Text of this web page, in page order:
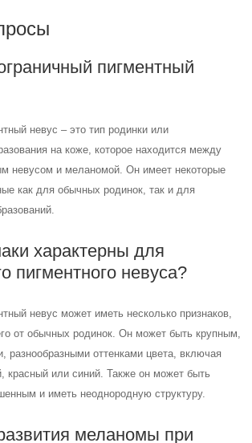
пигментный
невус – это тип родинки или
на коже, которое находится между
невусом и меланомой. Он имеет некоторые
как для обычных родинок, так и для
характерны для
пигментного невуса?
невус может иметь несколько признаков,
от обычных родинок. Он может быть крупным,
разнообразными оттенками цвета, включая
красный или синий. Также он может быть
и иметь неоднородную структуру.
меланомы при